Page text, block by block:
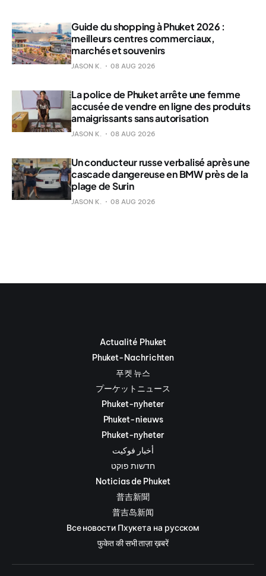
Guide du shopping à Phuket 2026 :
meilleurs centres commerciaux,
marchés et souvenirs
JASON K. 08 AUG 2026
La police de Phuket arrête une femme
accusée de vendre en ligne des produits
amaigrissants sans autorisation
JASON K. 08 AUG 2026
Un conducteur russe verbalisé après une
cascade dangereuse en BMW près de la
plage de Surin
JASON K. 08 AUG 2026
Actualité Phuket
Phuket-Nachrichten
푸켓 뉴스
プーケットニュース
Phuket-nyheter
Phuket-nieuws
Phuket-nyheter
أخبار فوكيت
חדשות פוקט
Noticias de Phuket
普吉新聞
普吉岛新闻
Все новости Пхукета на русском
फुकेत की सभी ताज़ा ख़बरें